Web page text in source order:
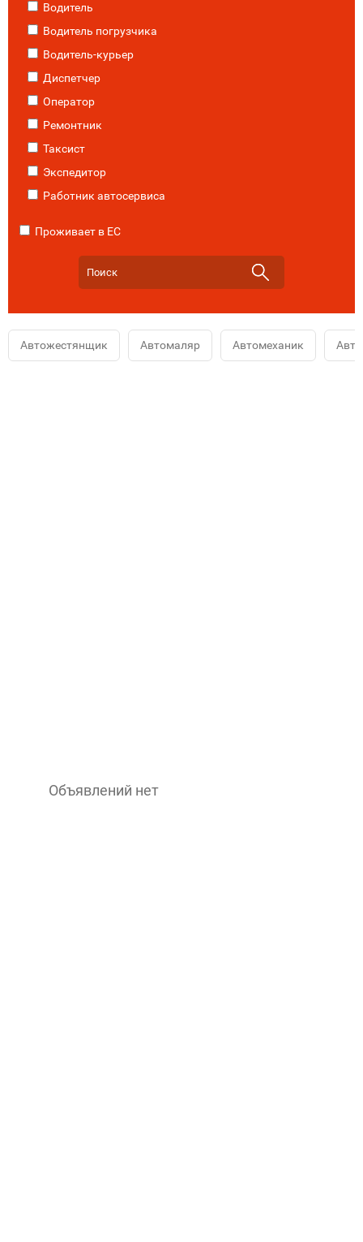
Водитель
Водитель погрузчика
Водитель-курьер
Диспетчер
Оператор
Ремонтник
Таксист
Экспедитор
Работник автосервиса
Проживает в ЕС
Автожестянщик Автомаляр Автомеханик
Объявлений нет